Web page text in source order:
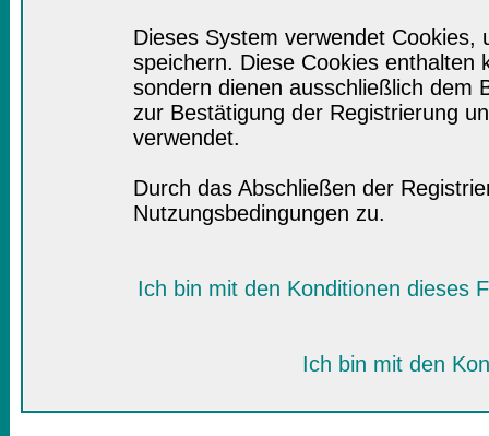
Dieses System verwendet
speichern. Diese Cookies enthalten
sondern dienen ausschließlich dem
zur Bestätigung der Registrierung
verwendet.
Durch das Abschließen der
Nutzungsbedingungen zu.
Ich bin mit den Konditionen dieses
Ich bin mit den